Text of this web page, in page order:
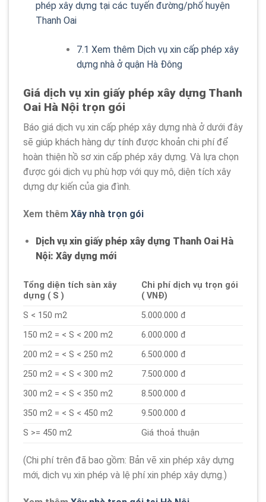
phép xây dựng tại các tuyến đường/phố huyện
Thanh Oai
7.1 Xem thêm Dịch vụ xin cấp phép xây
dựng nhà ở quận Hà Đông
Giá dịch vụ xin giấy phép xây dựng Thanh
Oai Hà Nội trọn gói
Báo giá dịch vụ xin cấp phép xây dựng nhà ở dưới đây
sẽ giúp khách hàng dự tính được khoản chi phí để
hoàn thiện hồ sơ xin cấp phép xây dựng. Và lựa chọn
được gói dịch vụ phù hợp với quy mô, diện tích xây
dựng dự kiến của gia đình.
Xem thêm Xây nhà trọn gói
Dịch vụ xin giấy phép xây dựng Thanh Oai Hà
Nội: Xây dựng mới
Tổng diện tích sàn xây
dựng ( S )
Chi phí dịch vụ trọn gói
( VNĐ)
S < 150 m2
5.000.000 đ
150 m2 = < S < 200 m2
6.000.000 đ
200 m2 = < S < 250 m2
6.500.000 đ
250 m2 = < S < 300 m2
7.500.000 đ
300 m2 = < S < 350 m2
8.500.000 đ
350 m2 = < S < 450 m2
9.500.000 đ
S >= 450 m2
Giá thoả thuận
(Chi phí trên đã bao gồm: Bản vẽ xin phép xây dựng
mới, dịch vụ xin phép và lệ phí xin phép xây dựng.)